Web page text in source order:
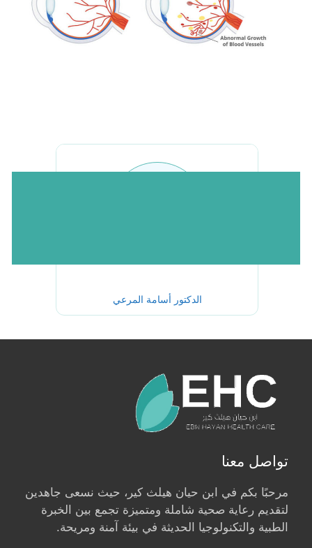
الدكتور أسامة المرعي
تواصل معنا
مرحبًا بكم في ابن حيان هيلث كير، حيث نسعى جاهدين
لتقديم رعاية صحية شاملة ومتميزة تجمع بين الخبرة
الطبية والتكنولوجيا الحديثة في بيئة آمنة ومريحة.